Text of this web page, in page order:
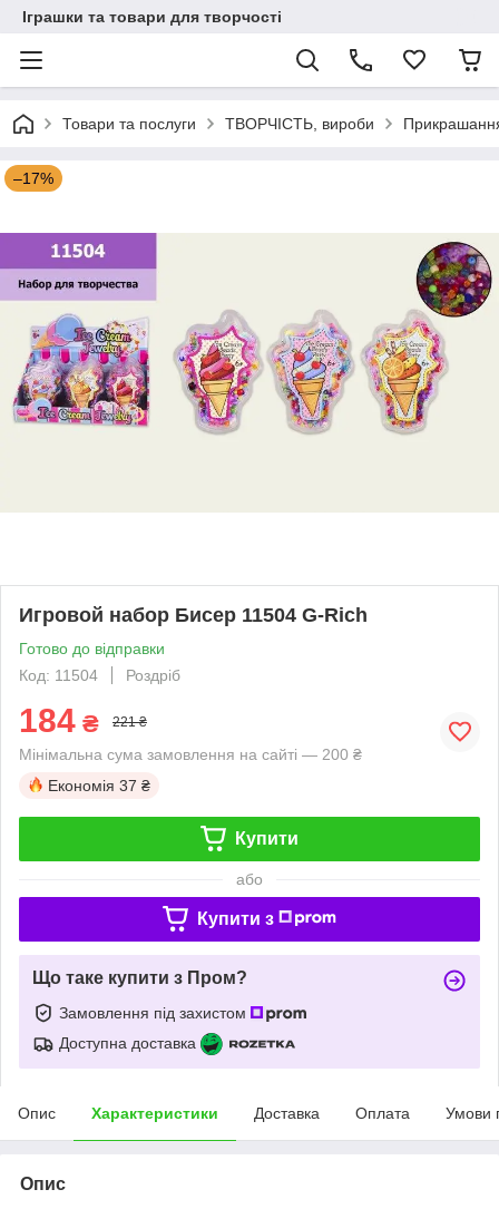
Іграшки та товари для творчості
Товари та послуги ТВОРЧІСТЬ, вироби
–17%
Игровой набор Бисер 11504 G-Rich
Готово до відправки
Код: 11504
Роздріб
184 ₴ 221 ₴
Мінімальна сума замовлення на сайті — 200 ₴
Економія 37 ₴
Купити
або
Купити з
Що таке купити з Пром?
Замовлення під захистом
Доступна доставка
Опис Характеристики Доставка Оплата Умови
Опис